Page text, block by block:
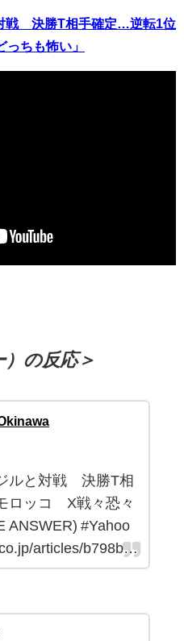
戦 決勝T相手確定…逆転1位
ちも怖い」
）の反応＞
ルと対戦 決勝T相
ロッコ X戦々恐々
ANSWER) #Yahoo
articles/b798b…